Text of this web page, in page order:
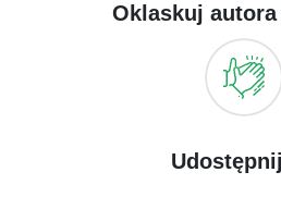
Oklaskuj autora